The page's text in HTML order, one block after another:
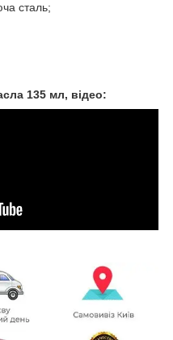
сталь;
135 мл, відео: